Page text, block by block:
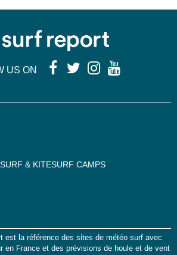
US ON
& KITESURF CAMPS
est la référence des sites de météo surf avec
en France et des prévisions de houle et de vent